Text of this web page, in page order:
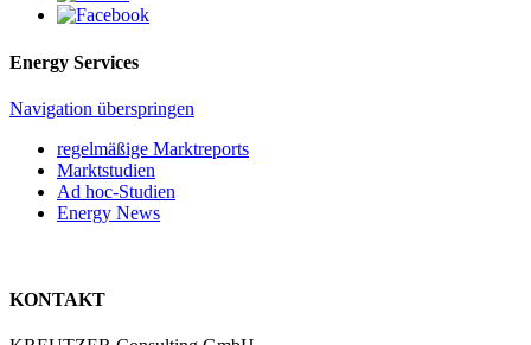
Energy Services
Navigation überspringen
regelmäßige Marktreports
Marktstudien
Ad hoc-Studien
Energy News
KONTAKT